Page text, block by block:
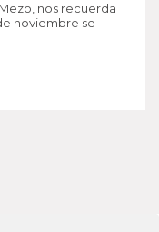
nos recuerda
noviembre se